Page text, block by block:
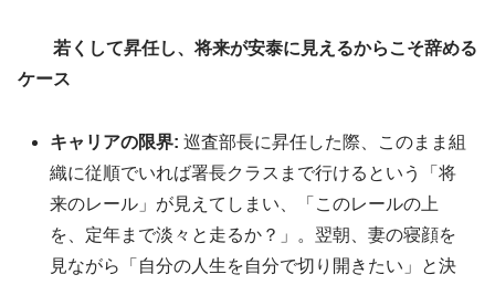
若くして昇任し、将来が安泰に見えるからこそ辞める
ケース
キャリアの限界: 巡査部長に昇任した際、このまま組
織に従順でいれば署長クラスまで行けるという「将
来のレール」が見えてしまい、「このレールの上
を、定年まで淡々と走るか？」。翌朝、妻の寝顔を
見ながら「自分の人生を自分で切り開きたい」と決